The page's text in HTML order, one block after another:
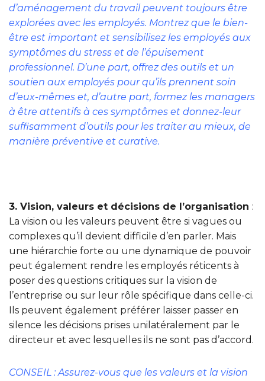
d’aménagement du travail peuvent toujours être
explorées avec les employés. Montrez que le bien-
être est important et sensibilisez les employés aux
symptômes du stress et de l’épuisement
professionnel. D’une part, offrez des outils et un
soutien aux employés pour qu’ils prennent soin
d’eux-mêmes et, d’autre part, formez les managers
à être attentifs à ces symptômes et donnez-leur
suffisamment d’outils pour les traiter au mieux, de
manière préventive et curative.
3. Vision, valeurs et décisions de l’organisation :
La vision ou les valeurs peuvent être si vagues ou
complexes qu’il devient difficile d’en parler. Mais
une hiérarchie forte ou une dynamique de pouvoir
peut également rendre les employés réticents à
poser des questions critiques sur la vision de
l’entreprise ou sur leur rôle spécifique dans celle-ci.
Ils peuvent également préférer laisser passer en
silence les décisions prises unilatéralement par le
directeur et avec lesquelles ils ne sont pas d’accord.
CONSEIL : Assurez-vous que les valeurs et la vision